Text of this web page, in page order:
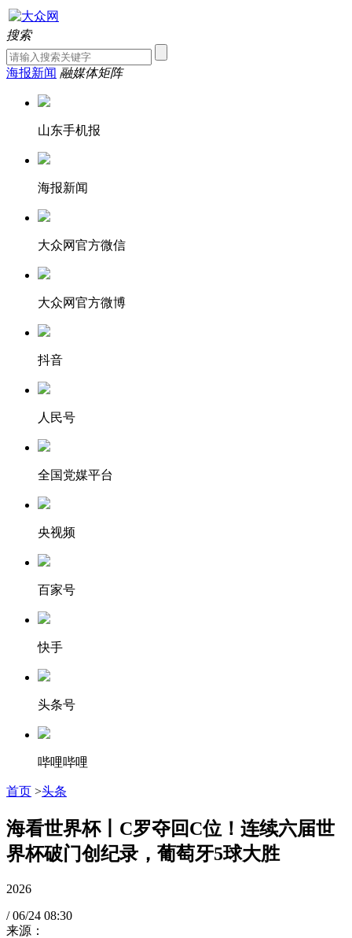
搜索
海报新闻 融媒体矩阵
山东手机报
海报新闻
大众网官方微信
大众网官方微博
抖音
人民号
全国党媒平台
央视频
百家号
快手
头条号
哔哩哔哩
首页 >头条
海看世界杯丨C罗夺回C位！连续六届世
界杯破门创纪录，葡萄牙5球大胜
2026
/ 06/24 08:30
来源：